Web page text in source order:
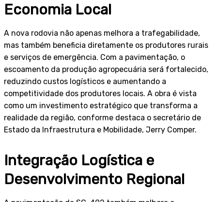
Economia Local
A nova rodovia não apenas melhora a trafegabilidade,
mas também beneficia diretamente os produtores rurais
e serviços de emergência. Com a pavimentação, o
escoamento da produção agropecuária será fortalecido,
reduzindo custos logísticos e aumentando a
competitividade dos produtores locais. A obra é vista
como um investimento estratégico que transforma a
realidade da região, conforme destaca o secretário de
Estado da Infraestrutura e Mobilidade, Jerry Comper.
Integração Logística e
Desenvolvimento Regional